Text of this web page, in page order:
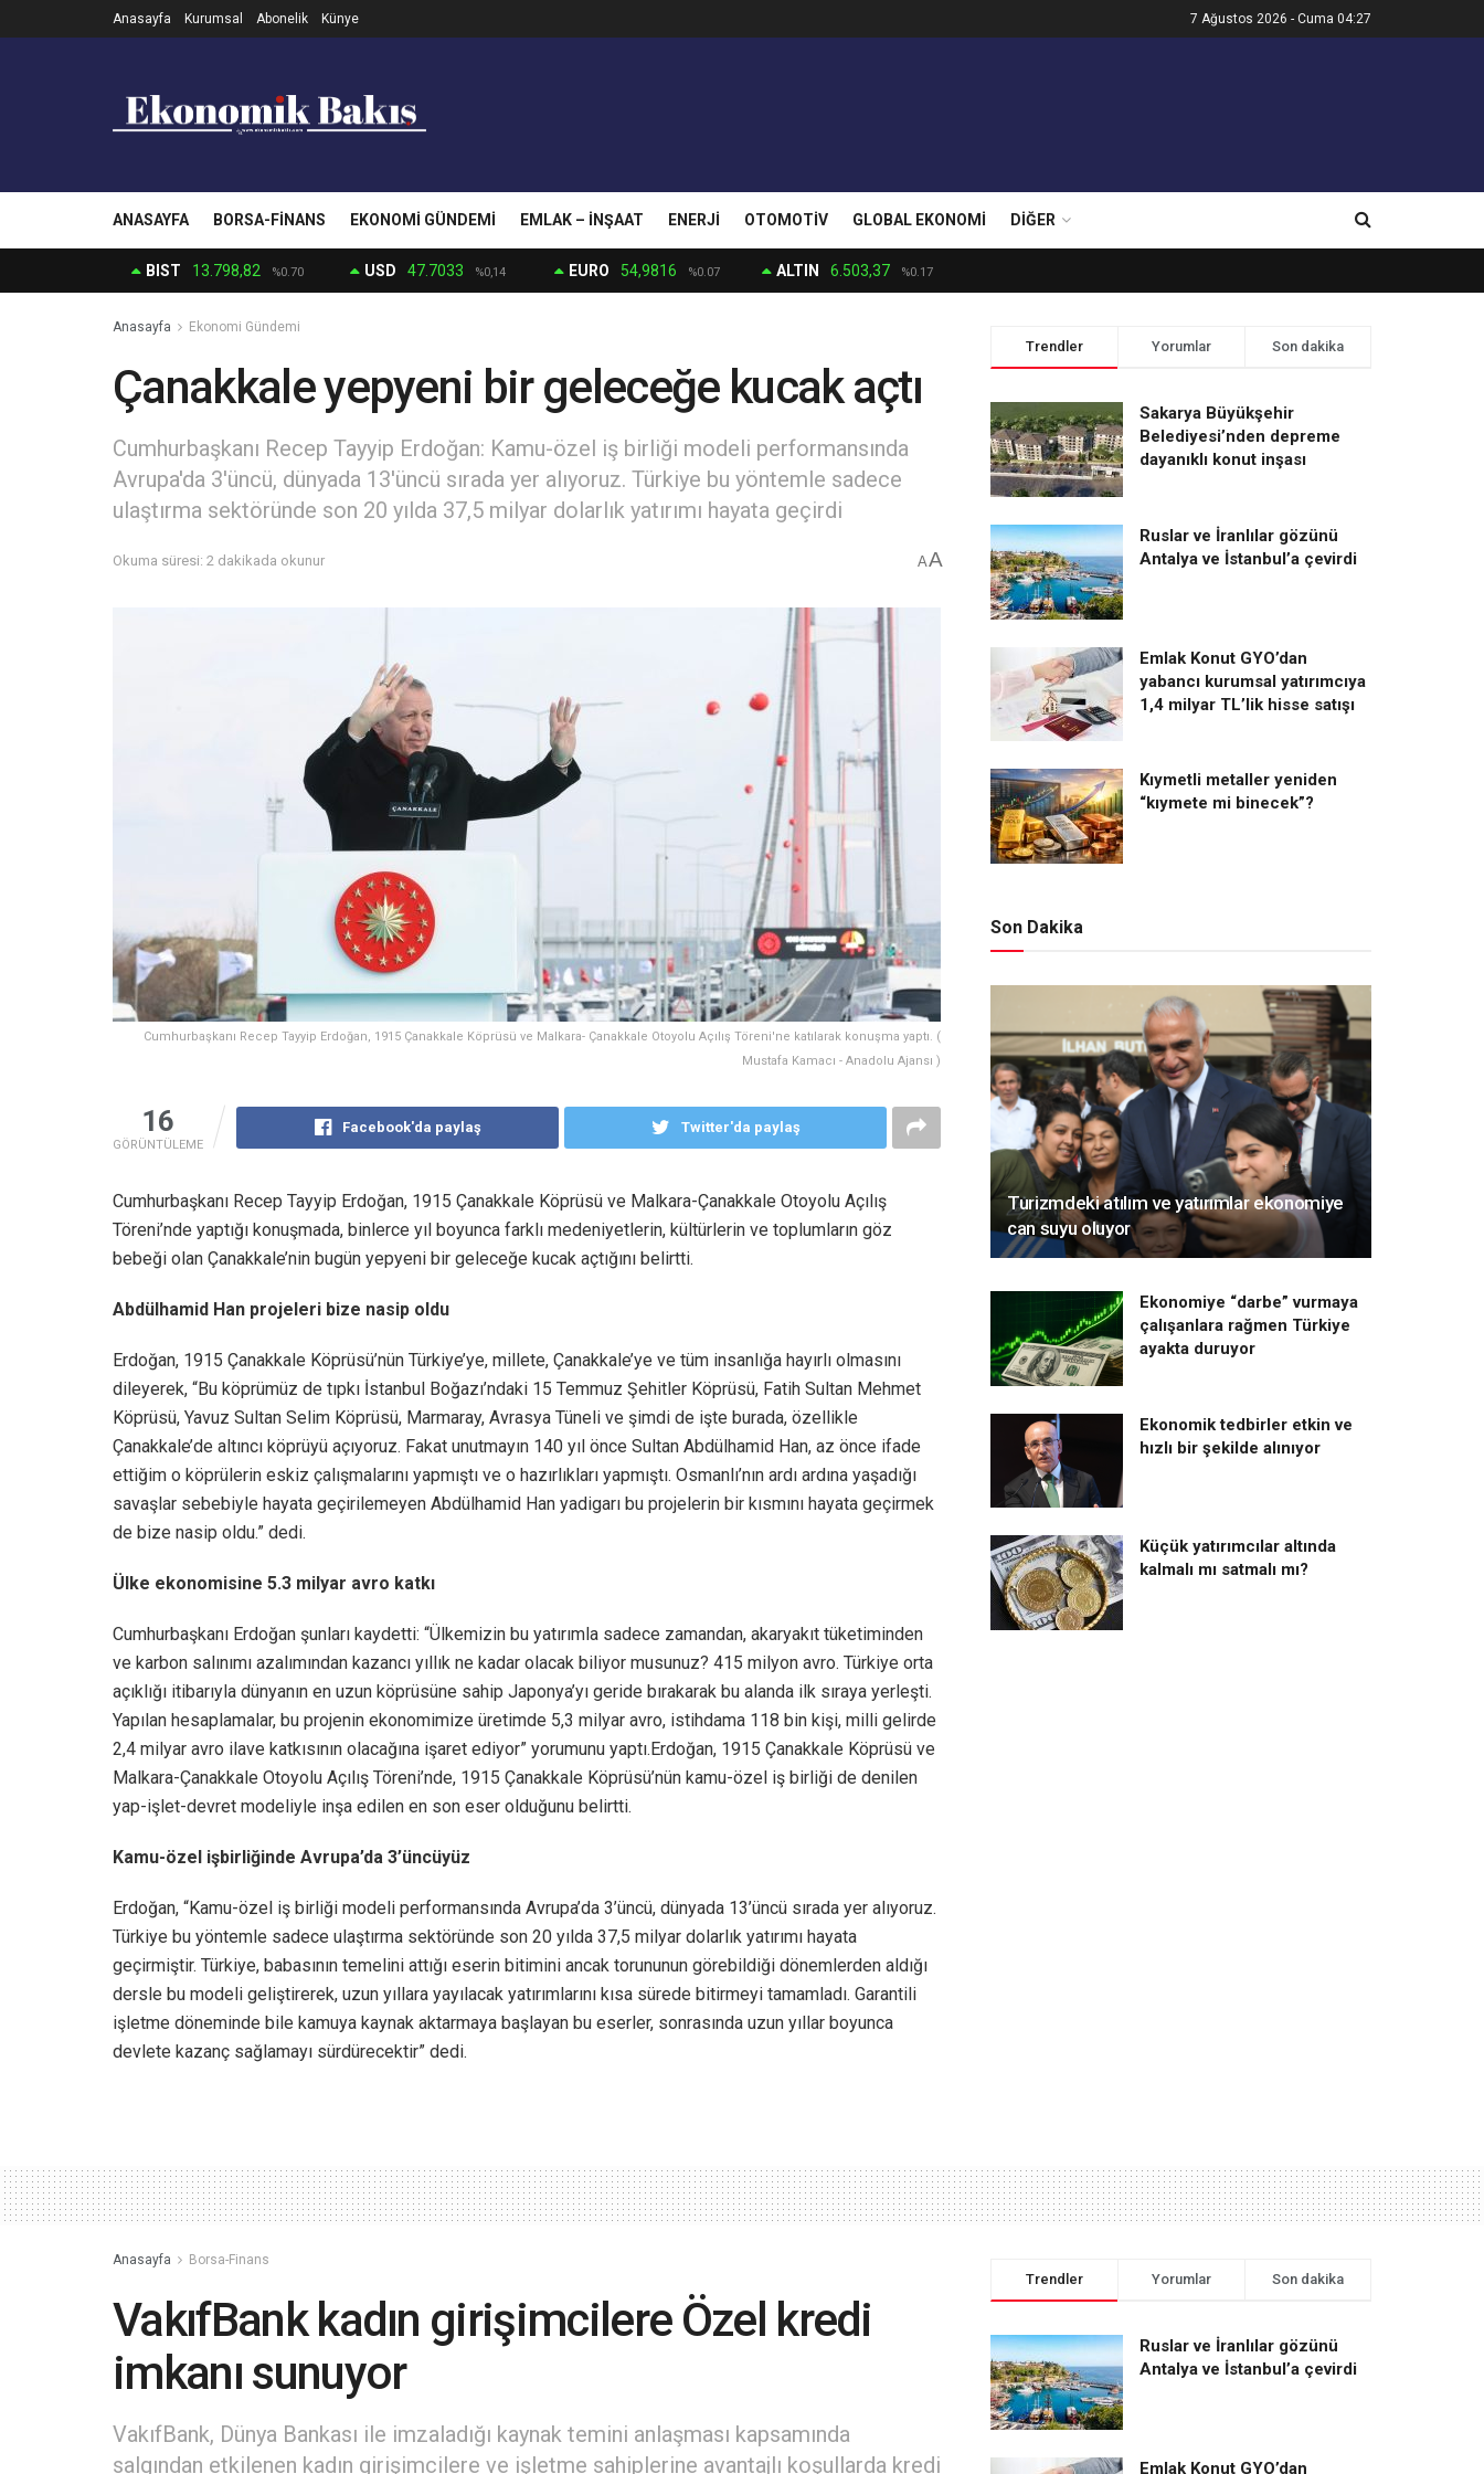
Anasayfa Kurumsal Abonelik Künye 7 Ağustos 2026 - Cuma 04:27
ANASAYFA BORSA-FINANS EKONOMI GÜNDEMI EMLAK – İNŞAAT ENERJI OTOMOTIV GLOBAL EKONOMI DIĞER
BIST 13.798,82 %0.70 USD 47.7033 %0,14 EURO 54,9816 %0.07 ALTIN 6.503,37 %0.17
Anasayfa Ekonomi Gündemi
Çanakkale yepyeni bir geleceğe kucak açtı
Cumhurbaşkanı Recep Tayyip Erdoğan: Kamu-özel iş birliği modeli performansında
Avrupa'da 3'üncü, dünyada 13'üncü sırada yer alıyoruz. Türkiye bu yöntemle sadece
ulaştırma sektöründe son 20 yılda 37,5 milyar dolarlık yatırımı hayata geçirdi
Okuma süresi: 2 dakikada okunur AA
Cumhurbaşkanı Recep Tayyip Erdoğan, 1915 Çanakkale Köprüsü ve Malkara- Çanakkale Otoyolu Açılış Töreni'ne katılarak konuşma yaptı. (
Mustafa Kamacı - Anadolu Ajansı )
16
GÖRÜNTÜLEME
Facebook'da paylaş Twitter'da paylaş
Cumhurbaşkanı Recep Tayyip Erdoğan, 1915 Çanakkale Köprüsü ve Malkara-Çanakkale Otoyolu Açılış
Töreni’nde yaptığı konuşmada, binlerce yıl boyunca farklı medeniyetlerin, kültürlerin ve toplumların göz
bebeği olan Çanakkale’nin bugün yepyeni bir geleceğe kucak açtığını belirtti.
Abdülhamid Han projeleri bize nasip oldu
Erdoğan, 1915 Çanakkale Köprüsü’nün Türkiye’ye, millete, Çanakkale’ye ve tüm insanlığa hayırlı olmasını
dileyerek, “Bu köprümüz de tıpkı İstanbul Boğazı’ndaki 15 Temmuz Şehitler Köprüsü, Fatih Sultan Mehmet
Köprüsü, Yavuz Sultan Selim Köprüsü, Marmaray, Avrasya Tüneli ve şimdi de işte burada, özellikle
Çanakkale’de altıncı köprüyü açıyoruz. Fakat unutmayın 140 yıl önce Sultan Abdülhamid Han, az önce ifade
ettiğim o köprülerin eskiz çalışmalarını yapmıştı ve o hazırlıkları yapmıştı. Osmanlı’nın ardı ardına yaşadığı
savaşlar sebebiyle hayata geçirilemeyen Abdülhamid Han yadigarı bu projelerin bir kısmını hayata geçirmek
de bize nasip oldu.” dedi.
Ülke ekonomisine 5.3 milyar avro katkı
Cumhurbaşkanı Erdoğan şunları kaydetti: “Ülkemizin bu yatırımla sadece zamandan, akaryakıt tüketiminden
ve karbon salınımı azalımından kazancı yıllık ne kadar olacak biliyor musunuz? 415 milyon avro. Türkiye orta
açıklığı itibarıyla dünyanın en uzun köprüsüne sahip Japonya’yı geride bırakarak bu alanda ilk sıraya yerleşti.
Yapılan hesaplamalar, bu projenin ekonomimize üretimde 5,3 milyar avro, istihdama 118 bin kişi, milli gelirde
2,4 milyar avro ilave katkısının olacağına işaret ediyor” yorumunu yaptı.Erdoğan, 1915 Çanakkale Köprüsü ve
Malkara-Çanakkale Otoyolu Açılış Töreni’nde, 1915 Çanakkale Köprüsü’nün kamu-özel iş birliği de denilen
yap-işlet-devret modeliyle inşa edilen en son eser olduğunu belirtti.
Kamu-özel işbirliğinde Avrupa’da 3’üncüyüz
Erdoğan, “Kamu-özel iş birliği modeli performansında Avrupa’da 3’üncü, dünyada 13’üncü sırada yer alıyoruz.
Türkiye bu yöntemle sadece ulaştırma sektöründe son 20 yılda 37,5 milyar dolarlık yatırımı hayata
geçirmiştir. Türkiye, babasının temelini attığı eserin bitimini ancak torununun görebildiği dönemlerden aldığı
dersle bu modeli geliştirerek, uzun yıllara yayılacak yatırımlarını kısa sürede bitirmeyi tamamladı. Garantili
işletme döneminde bile kamuya kaynak aktarmaya başlayan bu eserler, sonrasında uzun yıllar boyunca
devlete kazanç sağlamayı sürdürecektir” dedi.
Trendler Yorumlar Son dakika
Sakarya Büyükşehir
Belediyesi’nden depreme
dayanıklı konut inşası
Ruslar ve İranlılar gözünü
Antalya ve İstanbul’a çevirdi
Emlak Konut GYO’dan
yabancı kurumsal yatırımcıya
1,4 milyar TL’lik hisse satışı
Kıymetli metaller yeniden
“kıymete mi binecek”?
Son Dakika
Turizmdeki atılım ve yatırımlar ekonomiye
can suyu oluyor
Ekonomiye “darbe” vurmaya
çalışanlara rağmen Türkiye
ayakta duruyor
Ekonomik tedbirler etkin ve
hızlı bir şekilde alınıyor
Küçük yatırımcılar altında
kalmalı mı satmalı mı?
Anasayfa Borsa-Finans
VakıfBank kadın girişimcilere Özel kredi
imkanı sunuyor
VakıfBank, Dünya Bankası ile imzaladığı kaynak temini anlaşması kapsamında
salgından etkilenen kadın girişimcilere ve işletme sahiplerine avantajlı koşullarda kredi
Trendler Yorumlar Son dakika
Ruslar ve İranlılar gözünü
Antalya ve İstanbul’a çevirdi
Emlak Konut GYO’dan